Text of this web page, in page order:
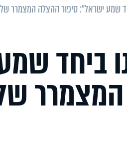
שמע ישראל": סיפור ההצלה המצמרר
ביחד